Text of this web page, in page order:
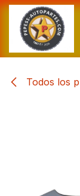
Ir al contenido
Todos los